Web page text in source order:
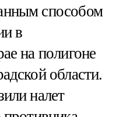
способом
в
на полигоне
области.
налет